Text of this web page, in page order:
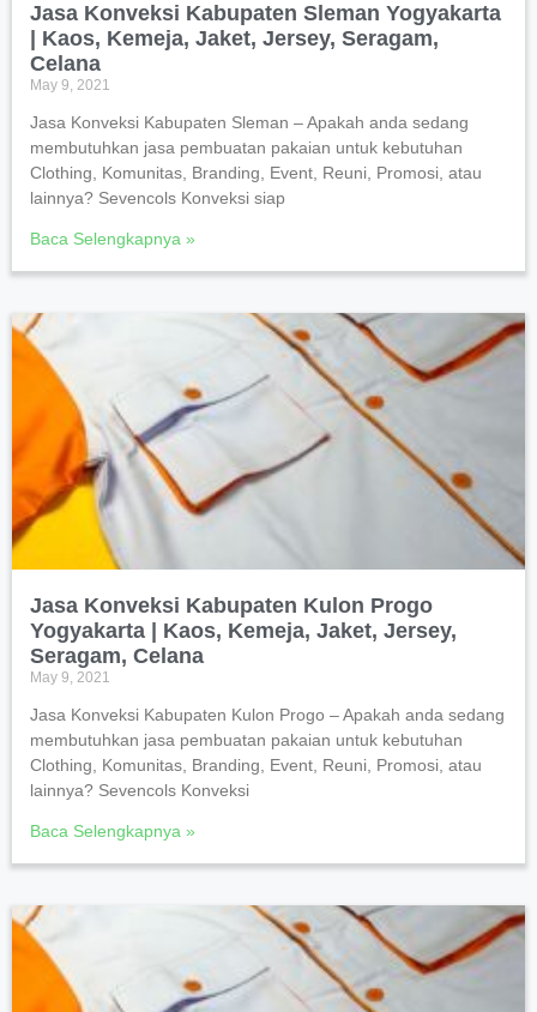
Jasa Konveksi Kabupaten Sleman Yogyakarta
| Kaos, Kemeja, Jaket, Jersey, Seragam,
Celana
May 9, 2021
Jasa Konveksi Kabupaten Sleman – Apakah anda sedang
membutuhkan jasa pembuatan pakaian untuk kebutuhan
Clothing, Komunitas, Branding, Event, Reuni, Promosi, atau
lainnya? Sevencols Konveksi siap
Baca Selengkapnya »
Jasa Konveksi Kabupaten Kulon Progo
Yogyakarta | Kaos, Kemeja, Jaket, Jersey,
Seragam, Celana
May 9, 2021
Jasa Konveksi Kabupaten Kulon Progo – Apakah anda sedang
membutuhkan jasa pembuatan pakaian untuk kebutuhan
Clothing, Komunitas, Branding, Event, Reuni, Promosi, atau
lainnya? Sevencols Konveksi
Baca Selengkapnya »